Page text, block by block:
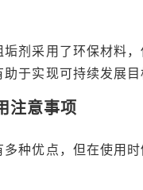
剂采用了环保材料
于实现可持续发展目
注意事项
种优点，但在使用